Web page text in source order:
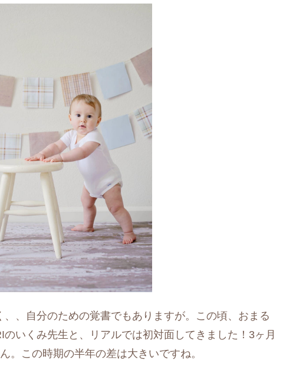
、自分のための覚書でもありますが。この頃、おまる
いくみ先生と、リアルでは初対面してきました！3ヶ月
。この時期の半年の差は大きいですね。